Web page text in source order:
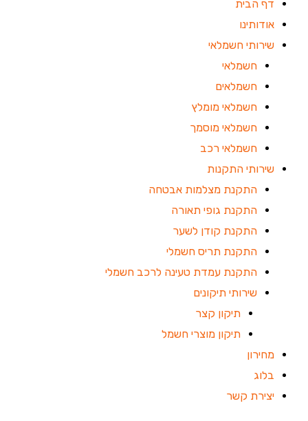
דף הבית
אודותינו
שירותי חשמלאי
חשמלאי
חשמלאים
חשמלאי מומלץ
חשמלאי מוסמך
חשמלאי רכב
שירותי התקנות
התקנת מצלמות אבטחה
התקנת גופי תאורה
התקנת קודן לשער
התקנת תריס חשמלי
התקנת עמדת טעינה לרכב חשמלי
שירותי תיקונים
תיקון קצר
תיקון מוצרי חשמל
מחירון
בלוג
יצירת קשר